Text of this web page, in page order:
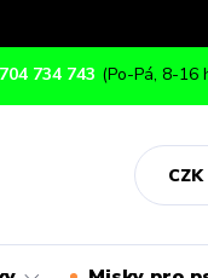
CZK
734 743 (Po-Pá, 8-16